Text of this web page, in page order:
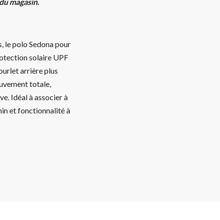
le polo Sedona pour
solaire UPF
arrière plus
totale,
Idéal à associer à
et fonctionnalité à